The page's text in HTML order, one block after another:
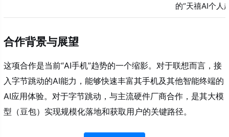
的“天禧AI个人
合作背景与展望
这项合作是当前“AI手机”趋势的一个缩影。对于联想而言，接
入字节跳动的AI能力，能够快速丰富其手机及其他智能终端的
AI应用体验。对于字节跳动，与主流硬件厂商合作，是其大模
型（豆包）实现规模化落地和获取用户的关键路径。